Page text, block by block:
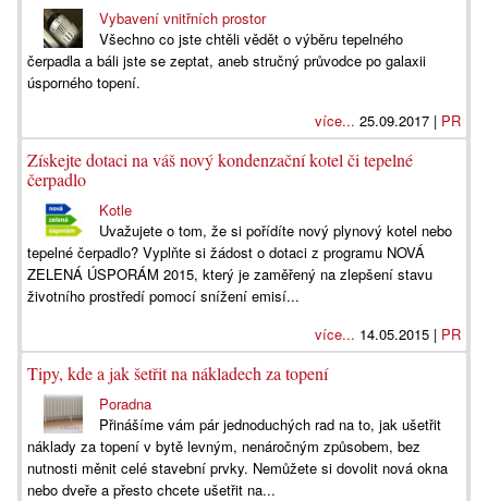
Vybavení vnitřních prostor
Všechno co jste chtěli vědět o výběru tepelného
čerpadla a báli jste se zeptat, aneb stručný průvodce po galaxii
úsporného topení.
více... 25.09.2017 | PR
Získejte dotaci na váš nový kondenzační kotel či tepelné
čerpadlo
Kotle
Uvažujete o tom, že si pořídíte nový plynový kotel nebo
tepelné čerpadlo? Vyplňte si žádost o dotaci z programu NOVÁ
ZELENÁ ÚSPORÁM 2015, který je zaměřený na zlepšení stavu
životního prostředí pomocí snížení emisí...
více... 14.05.2015 | PR
Tipy, kde a jak šetřit na nákladech za topení
Poradna
Přinášíme vám pár jednoduchých rad na to, jak ušetřit
náklady za topení v bytě levným, nenáročným způsobem, bez
nutnosti měnit celé stavební prvky. Nemůžete si dovolit nová okna
nebo dveře a přesto chcete ušetřit na...